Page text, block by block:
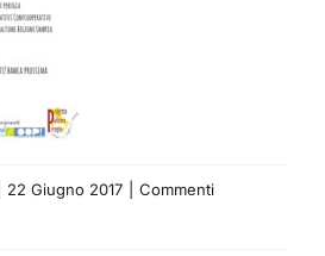
22 Giugno 2017
Commenti